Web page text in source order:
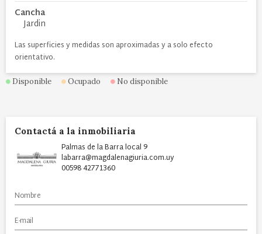
Cancha
Jardin
Las superficies y medidas son aproximadas y a solo efecto
orientativo.
Disponible Ocupado No disponible
Contactá a la inmobiliaria
Palmas de la Barra local 9
labarra@magdalenagiuria.com.uy
00598 42771360